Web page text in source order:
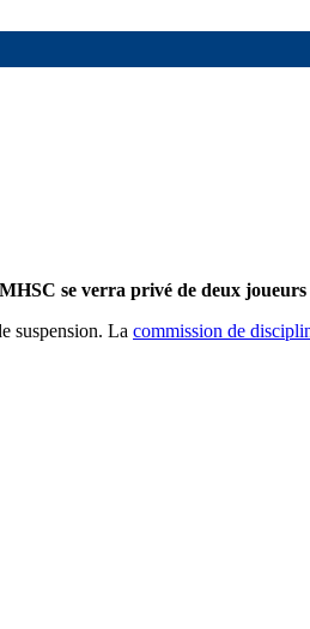
se verra privé de deux
suspension. La commission de